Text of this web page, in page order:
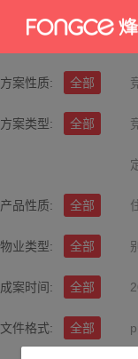
方案性质: 全部
方案类型: 全部
产品性质: 全部
物业类型: 全部
成案时间: 全部
文件格式: 全部